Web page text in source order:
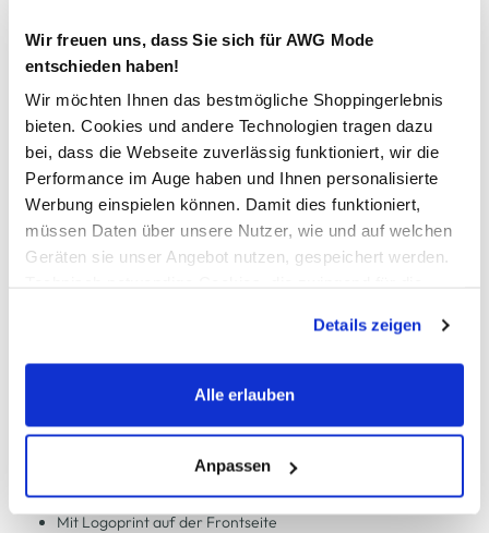
Wir freuen uns, dass Sie sich für AWG Mode
entschieden haben!
Wir möchten Ihnen das bestmögliche Shoppingerlebnis
bieten. Cookies und andere Technologien tragen dazu
bei, dass die Webseite zuverlässig funktioniert, wir die
Performance im Auge haben und Ihnen personalisierte
Werbung einspielen können. Damit dies funktioniert,
müssen Daten über unsere Nutzer, wie und auf welchen
Geräten sie unser Angebot nutzen, gespeichert werden.
werden, werden bei der Nutzung der Webseite auf jeden
Fall gesetzt. Cookies von Drittanbietern für Analyse- oder
Trackingzwecke werden nur dann aktiviert, wenn Sie das
erlauben" bzw. "Alle erlauben" klicken. Mehr dazu
(einschließlich der Möglichkeit, die Einwilligungserklärung
zu ändern oder zu widerrufen) erfahren Sie in unserem
Cookie-Hinweisbzw. derDatenschutzerklärung.
Details zeigen
Alle erlauben
Anpassen
Schneller DHL Versand: in 1–3 Werktagen
Kostenfreie Rücksendung innerhalb 14 Tage
Kostenlose Filiallieferung in Ihre Wunschfiliale
Zur Wunschliste hinzufügen
Bequemes Jungen Sweatshirt von Jack&Jones Junior
Mit angesetzter Kapuze
Mit Logoprint auf der Frontseite